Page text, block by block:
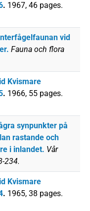
. 1967, 46 pages.
vid
Fauna och flora
Kvismare
. 1966, 55 pages.
synpunkter på
rastande och
i inlandet. Vår
234.
Kvismare
. 1965, 38 pages.